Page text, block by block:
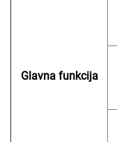
Glavna funkcija